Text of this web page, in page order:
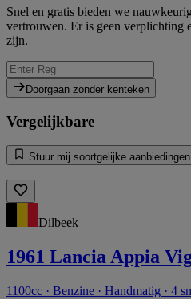
Snel en gratis bieden we
vertrouwen. Er is geen verplichting
zijn.
Doorgaan zonder kenteken
Vergelijkbare
Stuur mij soortgelijke aanbiedingen
Dilbeek
1961 Lancia Appia
1100cc · Benzine · Handmatig · 4